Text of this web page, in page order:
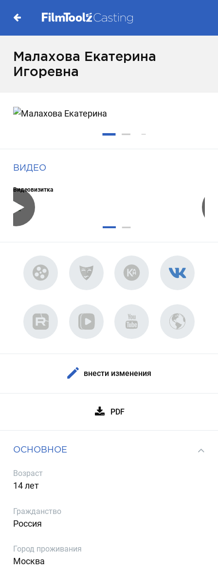
Малахова Екатерина
Игоревна
ВИДЕО
Видеовизитка
внести изменения
PDF
ОСНОВНОЕ
Возраст
14 лет
Гражданство
Россия
Город проживания
Москва